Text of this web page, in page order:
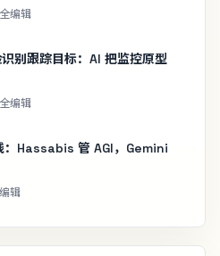
编辑
别跟踪目标：AI 把监控原型
编辑
Hassabis 管 AGI，Gemini
辑